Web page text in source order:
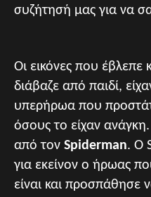
συζήτησή μας για να
Οι εικόνες που έβλεπε
διάβαζε από παιδί,
υπερήρωα που
όσους το είχαν
από τον Spiderman. Ο
για εκείνον ο ήρωας
είναι και προσπάθησε